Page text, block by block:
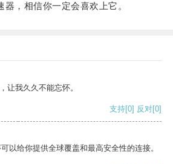
，相信你一定会喜欢上它。
让我久久不能忘怀。
支持[0] 反对[0]
以给你提供全球覆盖和最高安全性的连接。